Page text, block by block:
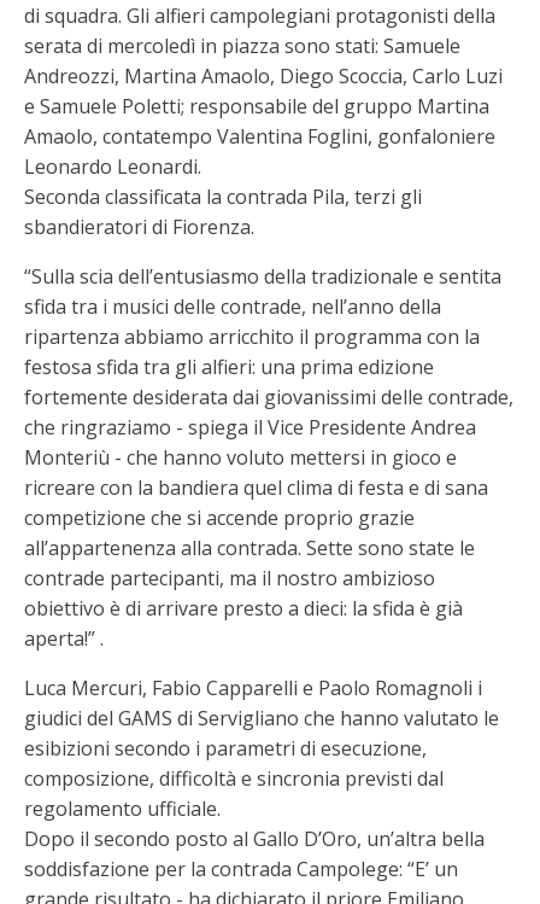
di squadra. Gli alfieri campolegiani protagonisti della
serata di mercoledì in piazza sono stati: Samuele
Andreozzi, Martina Amaolo, Diego Scoccia, Carlo Luzi
e Samuele Poletti; responsabile del gruppo Martina
Amaolo, contatempo Valentina Foglini, gonfaloniere
Leonardo Leonardi.
Seconda classificata la contrada Pila, terzi gli
sbandieratori di Fiorenza.
“Sulla scia dell’entusiasmo della tradizionale e sentita
sfida tra i musici delle contrade, nell’anno della
ripartenza abbiamo arricchito il programma con la
festosa sfida tra gli alfieri: una prima edizione
fortemente desiderata dai giovanissimi delle contrade,
che ringraziamo - spiega il Vice Presidente Andrea
Monteriù - che hanno voluto mettersi in gioco e
ricreare con la bandiera quel clima di festa e di sana
competizione che si accende proprio grazie
all’appartenenza alla contrada. Sette sono state le
contrade partecipanti, ma il nostro ambizioso
obiettivo è di arrivare presto a dieci: la sfida è già
aperta!” .
Luca Mercuri, Fabio Capparelli e Paolo Romagnoli i
giudici del GAMS di Servigliano che hanno valutato le
esibizioni secondo i parametri di esecuzione,
composizione, difficoltà e sincronia previsti dal
regolamento ufficiale.
Dopo il secondo posto al Gallo D’Oro, un’altra bella
soddisfazione per la contrada Campolege: “E’ un